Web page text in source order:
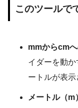
このツールで
mmからcmへ
イダーを動
ートルが表示
メートル（m